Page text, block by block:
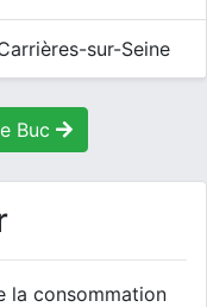
sur-Seine
Buc
la consommation